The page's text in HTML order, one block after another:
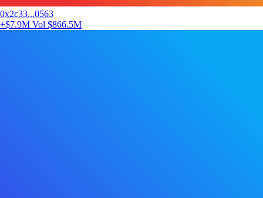
0x2c33...0563
+$7.9M Vol $866.5M